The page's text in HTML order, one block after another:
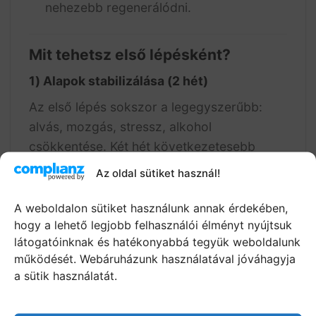
Az oldal sütiket használ!
A weboldalon sütiket használunk annak érdekében,
hogy a lehető legjobb felhasználói élményt nyújtsuk
látogatóinknak és hatékonyabbá tegyük weboldalunk
működését. Webáruházunk használatával jóváhagyja
a sütik használatát.
nehezebb regenerálódni.
Mit tehetsz első lépésként?
1) Alapok stabilizálása (2 hét)
Az első lépés sokszor a legegyszerűbb:
alvás, mozgás, stressz, alkohol
csökkentése. Két hét következetesebb
alapozás sok férfinál már javítja a reakciót.
2) Nyomáscsökkentés együttlét közben
Ha az együttlét vizsgává vált, érdemes
tudatosan visszavenni: több előjáték, több
idő, kevesebb „cél”. Sokszor a kontroll és a